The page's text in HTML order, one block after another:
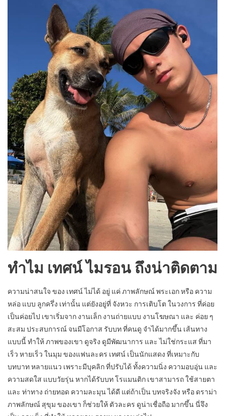
ทำไม เทศน์ ไมรอน ถึงน่าติดตาม
ความน่าสนใจ ของ เทศน์ ไม่ได้ อยู่ แค่ ภาพลักษณ์ พระเอก หรือ ความ
หล่อ แบบ ลูกครึ่ง เท่านั้น แต่ยังอยู่ที่ จังหวะ การเติบโต ในวงการ ที่ค่อย
เป็นค่อยไป เขาเริ่มจาก งานเล็ก งานถ่ายแบบ งานโฆษณา และ ค่อย ๆ
สะสม ประสบการณ์ จนมีโอกาส รับบท ที่คนดู จำได้มากขึ้น เส้นทาง
แบบนี้ ทำให้ ภาพของเขา ดูจริง ดูมีพัฒนาการ และ ไม่ใช่กระแส ที่มา
เร็ว หายเร็ว ในมุม ของแฟนละคร เทศน์ เป็นนักแสดง ที่เหมาะกับ
บทบาท หลายแนว เพราะมีบุคลิก ที่ปรับได้ ทั้งความนิ่ง ความอบอุ่น และ
ความสดใส แบบวัยรุ่น หากได้รับบท โรแมนติก เขาสามารถ ใช้สายตา
และ ท่าทาง ถ่ายทอด ความละมุน ได้ดี แต่ถ้าเป็น บทจริงจัง หรือ ดราม่า
ภาพลักษณ์ สุขุม ของเขา ก็ช่วยให้ ตัวละคร ดูน่าเชื่อถือ มากขึ้น นี่จึง